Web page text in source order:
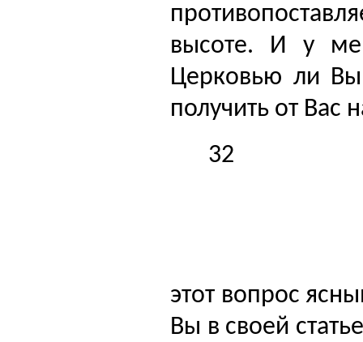
высоте. И у
Церковью ли
получить от Вас
32
этот вопрос
Вы в своей